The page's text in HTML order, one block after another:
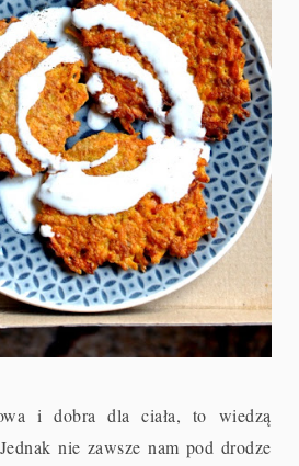
i dobra dla ciała, to wiedzą
nie zawsze nam pod drodze